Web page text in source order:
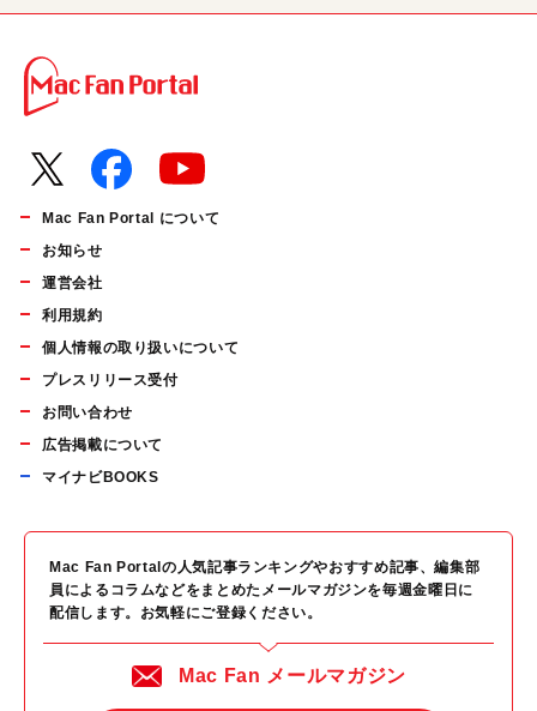
Mac Fan Portal について
お知らせ
運営会社
利用規約
個人情報の取り扱いについて
プレスリリース受付
お問い合わせ
広告掲載について
マイナビBOOKS
Mac Fan Portalの人気記事ランキングやおすすめ記事、編集部
員によるコラムなどをまとめたメールマガジンを毎週金曜日に
配信します。お気軽にご登録ください。
Mac Fan メールマガジン